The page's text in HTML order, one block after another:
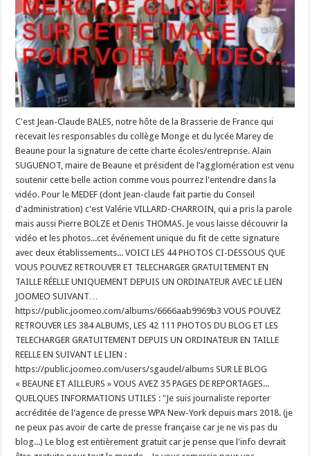
C'est Jean-Claude BALES, notre hôte de la Brasserie de France qui
recevait les responsables du collège Monge et du lycée Marey de
Beaune pour la signature de cette charte écoles/entreprise. Alain
SUGUENOT, maire de Beaune et président de l’agglomération est venu
soutenir cette belle action comme vous pourrez l'entendre dans la
vidéo. Pour le MEDEF (dont Jean-claude fait partie du Conseil
d'administration) c'est Valérie VILLARD-CHARROIN, qui a pris la parole
mais aussi Pierre BOLZE et Denis THOMAS. Je vous laisse découvrir la
vidéo et les photos...cet événement unique du fit de cette signature
avec deux établissements... VOICI LES 44 PHOTOS CI-DESSOUS QUE
VOUS POUVEZ RETROUVER ET TELECHARGER GRATUITEMENT EN
TAILLE RÉELLE UNIQUEMENT DEPUIS UN ORDINATEUR AVEC LE LIEN
JOOMEO SUIVANT…
https://public.joomeo.com/albums/6666aab9969b3 VOUS POUVEZ
RETROUVER LES 384 ALBUMS, LES 42 111 PHOTOS DU BLOG ET LES
TELECHARGER GRATUITEMENT DEPUIS UN ORDINATEUR EN TAILLE
REELLE EN SUIVANT LE LIEN :
https://public.joomeo.com/users/sgaudel/albums SUR LE BLOG
« BEAUNE ET AILLEURS » VOUS AVEZ 35 PAGES DE REPORTAGES...
QUELQUES INFORMATIONS UTILES : "Je suis journaliste reporter
accréditée de l'agence de presse WPA New-York depuis mars 2018. (je
ne peux pas avoir de carte de presse française car je ne vis pas du
blog...) Le blog est entièrement gratuit car je pense que l'info devrait